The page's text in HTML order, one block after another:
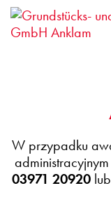
W przypadku
03971 20920lub